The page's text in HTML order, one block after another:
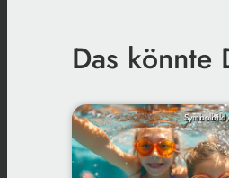
Das könnte